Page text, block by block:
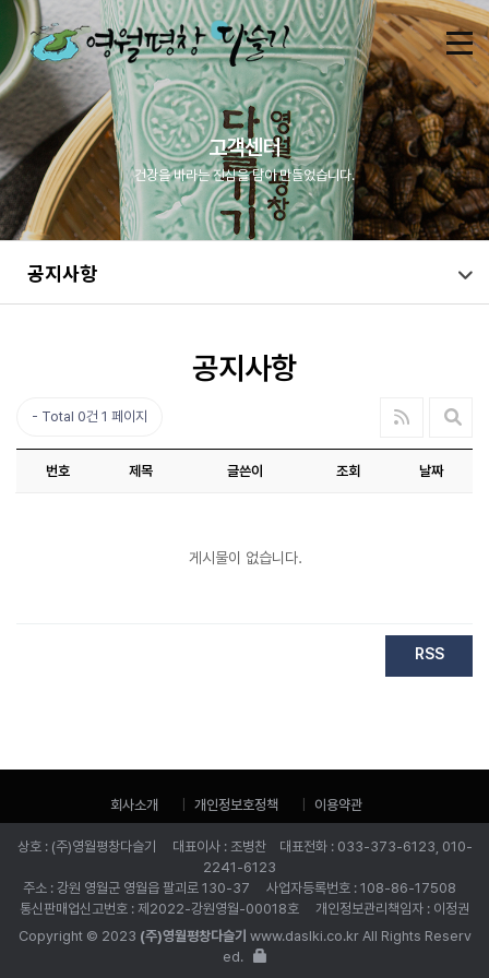
고객센터
건강을 바라는 진심을 담아 만들었습니다.
공지사항
공지사항
Total 0건 1 페이지
번호 제목 글쓴이 조회 날짜
게시물이 없습니다.
RSS
회사소개 개인정보호정책 이용약관
상호 : (주)영월평창다슬기 대표이사 : 조병찬 대표전화 : 033-373-6123, 010-
2241-6123
주소 : 강원 영월군 영월읍 팔괴로 130-37 사업자등록번호 : 108-86-17508
통신판매업신고번호 : 제2022-강원영월-00018호 개인정보관리책임자 : 이정권
Copyright © 2023 (주)영월평창다슬기 www.daslki.co.kr All Rights Reserv
ed.